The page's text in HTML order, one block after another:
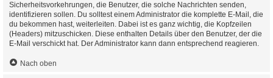
Sicherheitsvorkehrungen, die Benutzer, die solche Nachrichten senden,
identifizieren sollen. Du solltest einem Administrator die komplette E-Mail, die
du bekommen hast, weiterleiten. Dabei ist es ganz wichtig, die Kopfzeilen
(Headers) mitzuschicken. Diese enthalten Details über den Benutzer, der die
E-Mail verschickt hat. Der Administrator kann dann entsprechend reagieren.
Nach oben